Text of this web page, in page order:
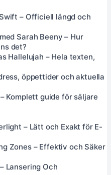
– Officiell längd och
Sarah Beeny – Hur
det?
Hallelujah – Hela texten,
öppettider och aktuella
Komplett guide för säljare
– Lätt och Exakt för E-
Zones – Effektiv och Säker
Lansering Och